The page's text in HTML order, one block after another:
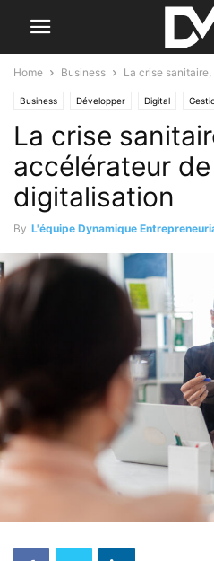
Home Business La crise
Business Développer Digital
Les sociétés
La crise
accélérateur de
digitalisation
By L'équipe Dynamique